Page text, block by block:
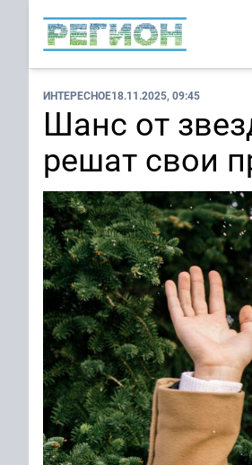
ИНТЕРЕСНОЕ18.11.2025, 09:45
Шанс от
решат свои